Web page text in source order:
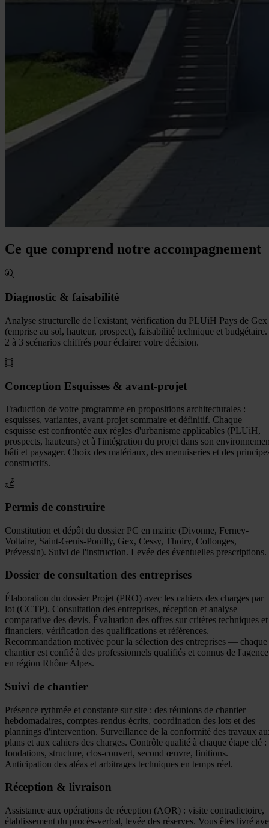
Ce que comprend notre accompagnement
Diagnostic & faisabilité
Analyse structurelle de l'existant, vérification du PLUiH Pays de Gex
(emprise au sol, hauteur, prospect), faisabilité technique et budgétaire.
2 à 3 scénarios chiffrés pour éclairer votre décision.
Conception Esquisses & avant-projet
Traduction de votre programme en propositions architecturales :
esquisses, variantes, avant-projet sommaire et définitif. Chaque
esquisse est confrontée aux règles d'urbanisme applicables (PLUiH,
prospects, hauteurs) et à l'intégration du projet dans son
bâti et paysager. Choix des matériaux, des menuiseries et des
constructifs.
Permis de construire
Constitution et dépôt du dossier PC en mairie (Divonne, Ferney-
Voltaire, Saint-Genis-Pouilly, Gex, Cessy, Thoiry, Collonges,
Prévessin). Suivi de l'instruction. Levée des éventuelles prescriptions.
Dossier de consultation des entreprises
Élaboration du dossier Projet (PRO) avec les cahiers des charges par
lot (CCTP). Consultation des entreprises, réception et analyse
comparative des devis. Évaluation des offres sur critères techniques et
financiers, vérification des qualifications et références.
Recommandation motivée pour la sélection des entreprises — chaque
chantier est confié à des professionnels qualifiés et connus de l'agence
en région Rhône Alpes.
Suivi de chantier
Présence rythmée et constante sur site : des réunions de chantier
hebdomadaires, comptes-rendus écrits, coordination des lots et des
plannings d'intervention. Surveillance de la conformité des travaux
plans et aux cahiers des charges. Contrôle qualité à chaque étape clé :
fondations, structure, clos-couvert, second œuvre, finitions.
Anticipation des aléas et arbitrages techniques en temps réel.
Réception & livraison
Assistance aux opérations de réception (AOR) : visite contradictoire,
établissement du procès-verbal, levée des réserves. Vous êtes livré